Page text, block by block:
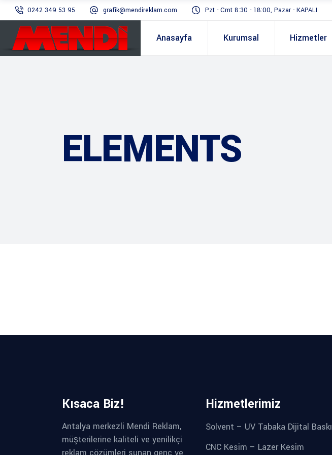
0242 349 53 95 grafik@mendireklam.com Pzt - Cmt 8:30 - 18:00, Pazar - KAPALI
Anasayfa Kurumsal Hizmetler
ELEMENTS
Kısaca Biz!
Antalya merkezli Mendi Reklam,
müşterilerine kaliteli ve yenilikçi
Hizmetlerimiz
Solvent – UV Tabaka Dijital Baskı
CNC Kesim – Lazer Kesim